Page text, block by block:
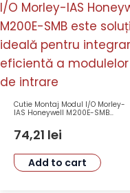
Cutie Montaj Modul I/O Morley-
IAS Honeywell M200E-SMB
74,21 lei
Add to cart